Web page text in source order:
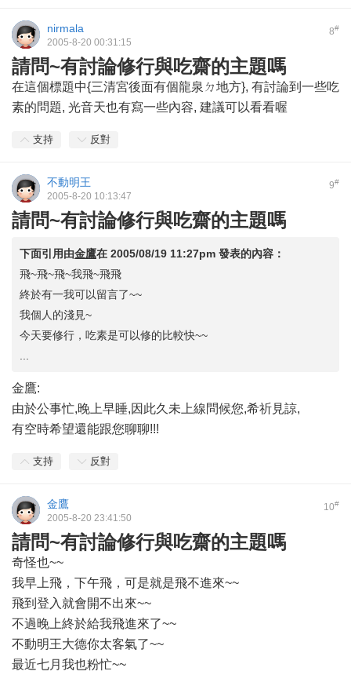
8#
nirmala
2005-8-20 00:31:15
請問~有討論修行與吃齋的主題嗎
在這個標題中{三清宮後面有個龍泉ㄉ地方}, 有討論到一些吃
素的問題, 光音天也有寫一些內容, 建議可以看看喔
支持 反對
9#
不動明王
2005-8-20 10:13:47
請問~有討論修行與吃齋的主題嗎
下面引用由金鷹在 2005/08/19 11:27pm 發表的內容：
飛~飛~飛~我飛~飛飛
終於有一我可以留言了~~
我個人的淺見~
今天要修行，吃素是可以修的比較快~~
金鷹:
由於公事忙,晚上早睡,因此久未上線問候您,希祈見諒,
有空時希望還能跟您聊聊!!!
支持 反對
10#
金鷹
2005-8-20 23:41:50
請問~有討論修行與吃齋的主題嗎
奇怪也~~
我早上飛，下午飛，可是就是飛不進來~~
飛到登入就會開不出來~~
不過晚上終於給我飛進來了~~
不動明王大德你太客氣了~~
最近七月我也粉忙~~